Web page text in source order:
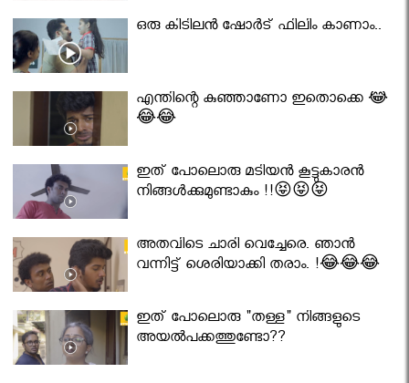
ഒരു കിടിലൻ ഷോർട് ഫിലിം കാണാം..
എന്തിന്റെ കുഞ്ഞാണോ ഇതൊക്കെ 😂
😂😂
ഇത് പോലൊരു മടിയൻ കൂട്ടുകാരൻ
നിങ്ങൾക്കുമുണ്ടാകും !!😝😝😝
അതവിടെ ചാരി വെച്ചേരെ. ഞാൻ
വന്നിട്ട് ശെരിയാക്കി തരാം. !😂😂😂
ഇത് പോലൊരു "തള്ള" നിങ്ങളുടെ
അയല്‍പക്കത്തുണ്ടോ??